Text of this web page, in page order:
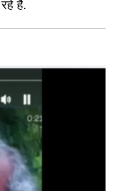
रहे हैं.